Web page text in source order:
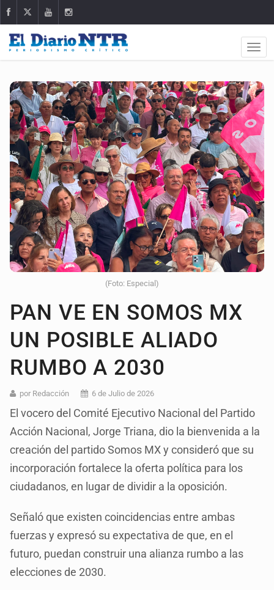
(Foto: Especial)
PAN VE EN SOMOS MX
UN POSIBLE ALIADO
RUMBO A 2030
por Redacción 6 de Julio de 2026
El vocero del Comité Ejecutivo Nacional del Partido
Acción Nacional, Jorge Triana, dio la bienvenida a la
creación del partido Somos MX y consideró que su
incorporación fortalece la oferta política para los
ciudadanos, en lugar de dividir a la oposición.
Señaló que existen coincidencias entre ambas
fuerzas y expresó su expectativa de que, en el
futuro, puedan construir una alianza rumbo a las
elecciones de 2030.